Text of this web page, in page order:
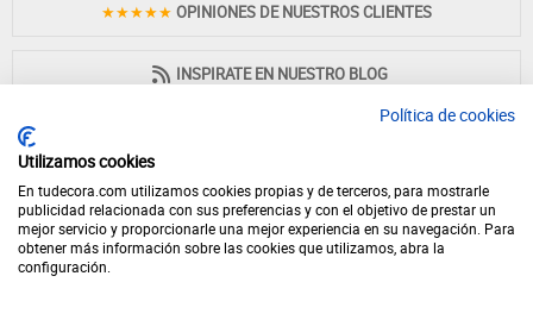
★★★★★ OPINIONES DE NUESTROS CLIENTES
INSPIRATE EN NUESTRO BLOG
PAGO 100% SEGURO
Política de cookies
Utilizamos cookies
En tudecora.com utilizamos cookies propias y de terceros, para mostrarle
publicidad relacionada con sus preferencias y con el objetivo de prestar un
mejor servicio y proporcionarle una mejor experiencia en su navegación. Para
obtener más información sobre las cookies que utilizamos, abra la
configuración.